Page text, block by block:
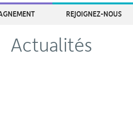
REJOIGNEZ-NOUS
Actualités